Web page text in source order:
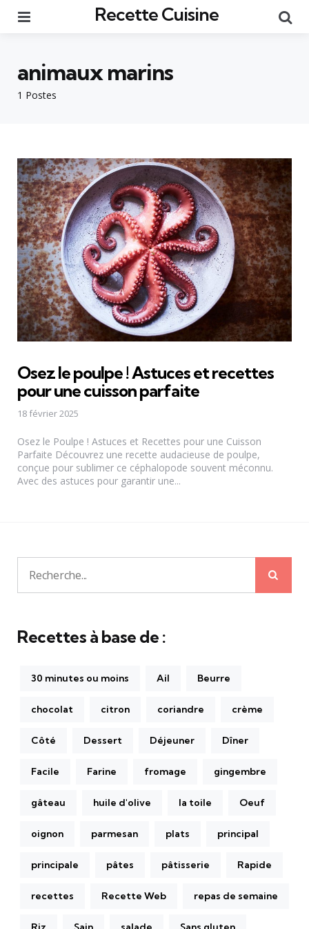
Recette Cuisine
1 Postes
animaux marins
Osez le poulpe ! Astuces et recettes
pour une cuisson parfaite
18 février 2025
Osez le Poulpe ! Astuces et Recettes pour une Cuisson
Parfaite Découvrez une recette audacieuse de poulpe,
conçue pour sublimer ce céphalopode souvent méconnu.
Avec des astuces pour garantir une...
Recherche
pour:
Recettes à base de :
30 minutes ou moins Ail Beurre
chocolat citron coriandre crème
Côté Dessert Déjeuner Dîner
Facile Farine fromage gingembre
gâteau huile d'olive la toile Oeuf
oignon parmesan plats principal
principale pâtes pâtisserie Rapide
recettes Recette Web repas de semaine